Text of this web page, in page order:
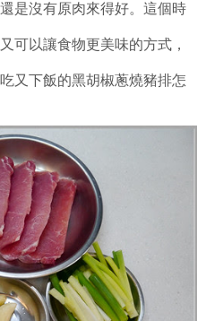
是沒有原肉來得好。這個時
可以讓食物更美味的方式，
又下飯的黑胡椒蔥燒豬排怎